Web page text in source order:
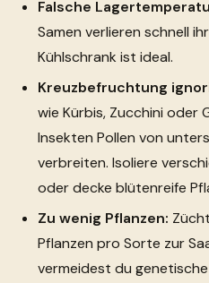
Falsche
Samen verlieren schnell
Kühlschrank ist ideal.
Kreuzbefruchtung
wie Kürbis, Zucchini oder
Insekten Pollen von
verbreiten. Isoliere
oder decke blütenreife
Zu wenig Pflanzen:
Pflanzen pro Sorte zur
vermeidest du genetische